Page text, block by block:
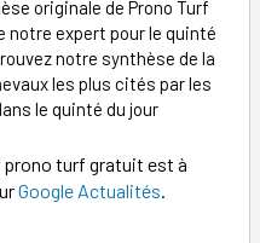
originale de Prono Turf
notre expert pour le quinté
notre synthèse de la
les plus cités par les
le quinté du jour
turf gratuit est à
Google Actualités.